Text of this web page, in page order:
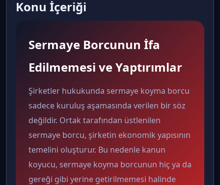
Konu İçeriği
Sermaye Borcunun İfa
Edilmemesi ve Yaptırımlar
Şirketler hukukunda sermaye koyma borcu
sadece kuruluş aşamasında verilen bir söz
değildir. Ortak tarafından üstlenilen
sermaye borcu, şirketin ekonomik yapısının
temelini oluşturur. Bu nedenle kanun
koyucu, sermaye koyma borcunun hiç ya da
gereği gibi yerine getirilmemesi halinde